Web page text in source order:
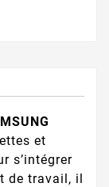
et
s’intégrer
de travail, il